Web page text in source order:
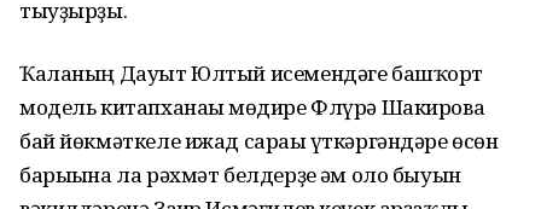
тыуҙырҙы.
Ҡаланың Дауыт Юлтый исемендәге башҡорт
модель китапханаһы мөдире Флүрә Шакирова
бай йөкмәткеле ижад сараһы үткәргәндәре өсөн
барыһына ла рәхмәт белдерҙе һәм оло быуын